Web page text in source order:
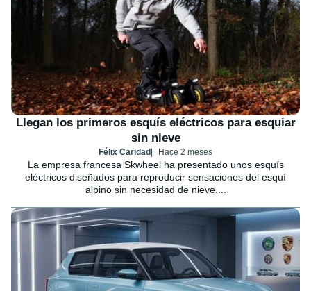
Llegan los primeros esquís eléctricos para esquiar
sin nieve
Félix Caridad Hace 2 meses
La empresa francesa Skwheel ha presentado unos esquís
eléctricos diseñados para reproducir sensaciones del esquí
alpino sin necesidad de nieve,...